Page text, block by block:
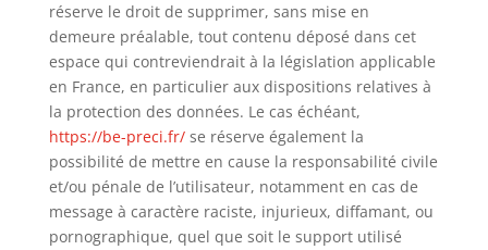
réserve le droit de supprimer, sans mise en
demeure préalable, tout contenu déposé dans cet
espace qui contreviendrait à la législation applicable
en France, en particulier aux dispositions relatives à
la protection des données. Le cas échéant,
https://be-preci.fr/se réserve également la
possibilité de mettre en cause la responsabilité civile
et/ou pénale de l’utilisateur, notamment en cas de
message à caractère raciste, injurieux, diffamant, ou
pornographique, quel que soit le support utilisé